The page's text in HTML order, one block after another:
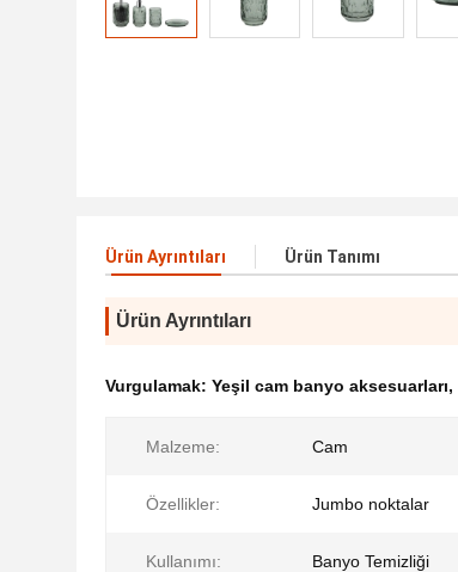
Ürün Ayrıntıları Ürün Tanımı
Ürün Ayrıntıları
Vurgulamak: Yeşil cam banyo aksesuarları,
Malzeme: Cam
Özellikler: Jumbo noktalar
Kullanımı: Banyo Temizliği